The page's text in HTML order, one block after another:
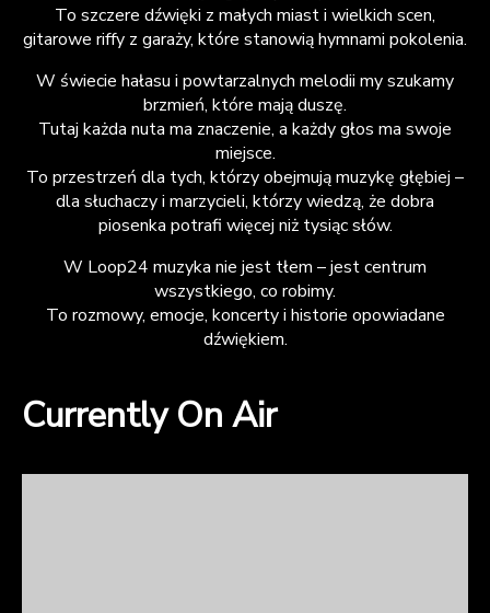
To szczere dźwięki z małych miast i wielkich scen,
gitarowe riffy z garaży, które stanowią hymnami pokolenia.
W świecie hałasu i powtarzalnych melodii my szukamy
brzmień, które mają duszę.
Tutaj każda nuta ma znaczenie, a każdy głos ma swoje
miejsce.
To przestrzeń dla tych, którzy obejmują muzykę głębiej –
dla słuchaczy i marzycieli, którzy wiedzą, że dobra
piosenka potrafi więcej niż tysiąc słów.
W Loop24 muzyka nie jest tłem – jest centrum
wszystkiego, co robimy.
To rozmowy, emocje, koncerty i historie opowiadane
dźwiękiem.
Currently On Air